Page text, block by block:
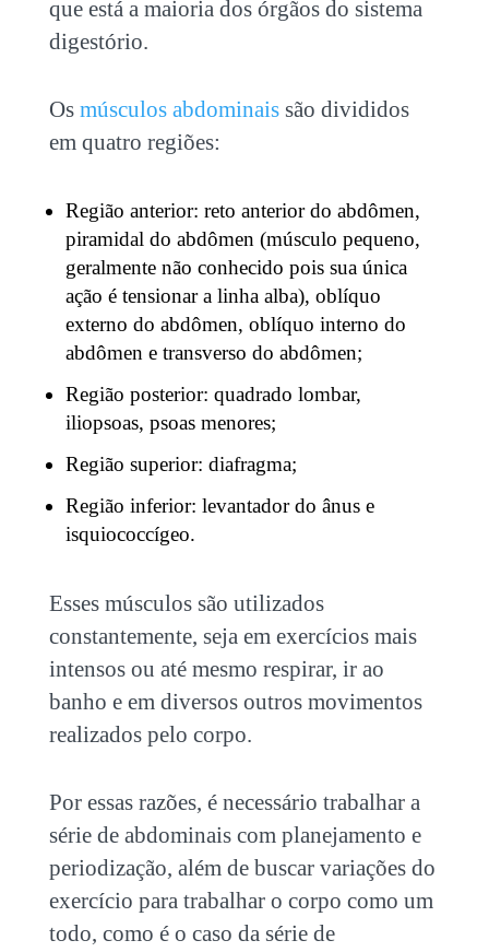
que está a maioria dos órgãos do sistema
digestório.
Os músculos abdominaissão divididos
em quatro regiões:
Região anterior: reto anterior do abdômen,
piramidal do abdômen (músculo pequeno,
geralmente não conhecido pois sua única
ação é tensionar a linha alba), oblíquo
externo do abdômen, oblíquo interno do
abdômen e transverso do abdômen;
Região posterior: quadrado lombar,
iliopsoas, psoas menores;
Região superior: diafragma;
Região inferior: levantador do ânus e
isquiococcígeo.
Esses músculos são utilizados
constantemente, seja em exercícios mais
intensos ou até mesmo respirar, ir ao
banho e em diversos outros movimentos
realizados pelo corpo.
Por essas razões, é necessário trabalhar a
série de abdominais com planejamento e
periodização, além de buscar variações do
exercício para trabalhar o corpo como um
todo, como é o caso da série de